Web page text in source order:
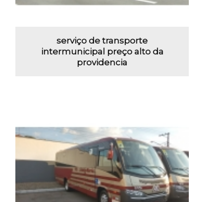
serviço de transporte
intermunicipal preço alto da
providencia